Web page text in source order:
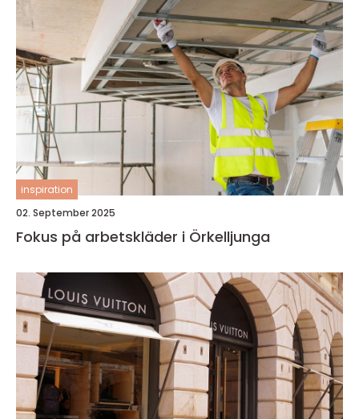
inspiration
02. September 2025
Fokus på arbetskläder i Örkelljunga